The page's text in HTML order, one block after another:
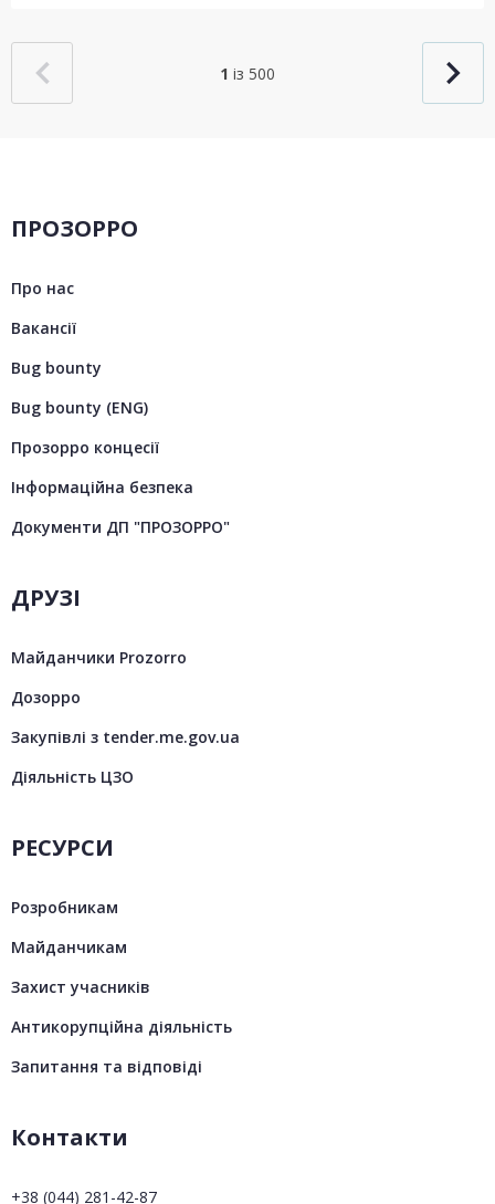
1 із 500
ПРОЗОРРО
Про нас
Вакансії
Bug bounty
Bug bounty (ENG)
Прозорро концесії
Інформаційна безпека
Документи ДП "ПРОЗОРРО"
ДРУЗІ
Майданчики Prozorro
Дозорро
Закупівлі з tender.me.gov.ua
Діяльність ЦЗО
РЕСУРСИ
Розробникам
Майданчикам
Захист учасників
Антикорупційна діяльність
Запитання та відповіді
Контакти
+38 (044) 281-42-87